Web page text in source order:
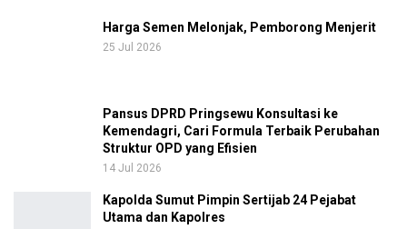
Harga Semen Melonjak, Pemborong Menjerit
25 Jul 2026
Pansus DPRD Pringsewu Konsultasi ke
Kemendagri, Cari Formula Terbaik Perubahan
Struktur OPD yang Efisien
14 Jul 2026
Kapolda Sumut Pimpin Sertijab 24 Pejabat
Utama dan Kapolres